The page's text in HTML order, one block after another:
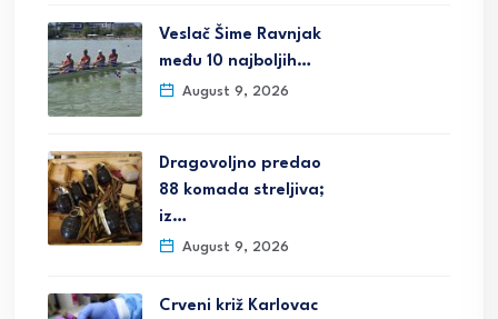
Veslač Šime Ravnjak
među 10 najboljih…
August 9, 2026
Dragovoljno predao
88 komada streljiva;
iz…
August 9, 2026
Crveni križ Karlovac